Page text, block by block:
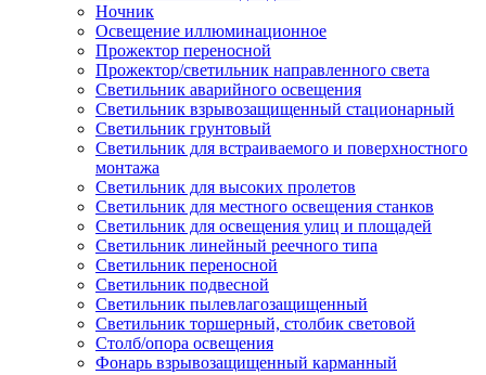
Ночник
Освещение иллюминационное
Прожектор переносной
Прожектор/светильник направленного света
Светильник аварийного освещения
Светильник взрывозащищенный стационарный
Светильник грунтовый
Светильник для встраиваемого и поверхностного
монтажа
Светильник для высоких пролетов
Светильник для местного освещения станков
Светильник для освещения улиц и площадей
Светильник линейный реечного типа
Светильник переносной
Светильник подвесной
Светильник пылевлагозащищенный
Светильник торшерный, столбик световой
Столб/опора освещения
Фонарь взрывозащищенный карманный